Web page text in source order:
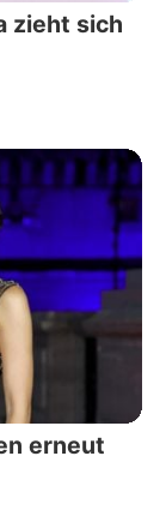
zieht sich
erneut